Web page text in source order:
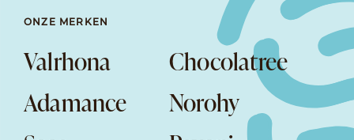
ONZE MERKEN
Valrhona
Chocolatree
Adamance
Norohy